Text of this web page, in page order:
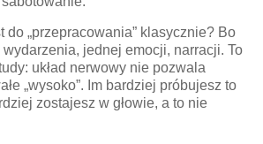
do „przepracowania” klasycznie? Bo
jednej emocji, narracji. To
układ nerwowy nie pozwala
„wysoko”. Im bardziej próbujesz to
zostajesz w głowie, a to nie